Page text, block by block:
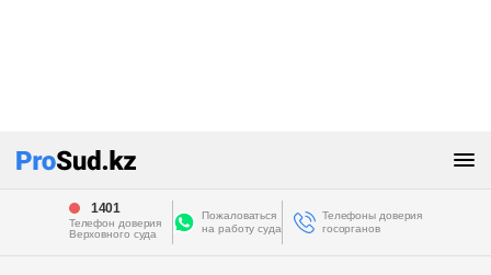
1401
Телефон доверия
Верховного суда
Пожаловаться
на работу суда
Телефоны доверия
госорганов